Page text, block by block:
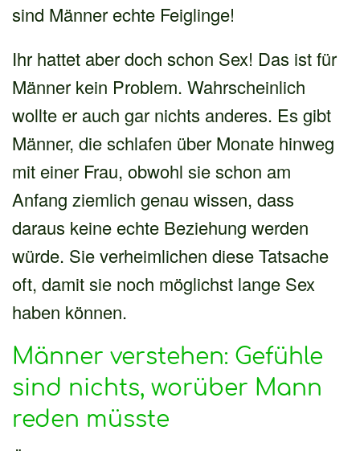
sind Männer echte Feiglinge!
Ihr hattet aber doch schon Sex! Das ist für
Männer kein Problem. Wahrscheinlich
wollte er auch gar nichts anderes. Es gibt
Männer, die schlafen über Monate hinweg
mit einer Frau, obwohl sie schon am
Anfang ziemlich genau wissen, dass
daraus keine echte Beziehung werden
würde. Sie verheimlichen diese Tatsache
oft, damit sie noch möglichst lange Sex
haben können.
Männer verstehen: Gefühle
sind nichts, worüber Mann
reden müsste